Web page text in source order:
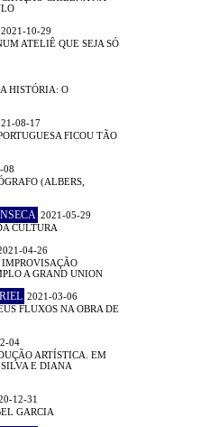
2021-10-29
ATELIÊ QUE SEJA SÓ
HISTÓRIA: O
08-17
FICOU TÃO
08
(ALBERS,
2021-05-29
CULTURA
04-26
A GRAND UNION
2021-03-06
FLUXOS NA OBRA DE
04
ARTÍSTICA. EM
E DIANA
12-31
GARCIA